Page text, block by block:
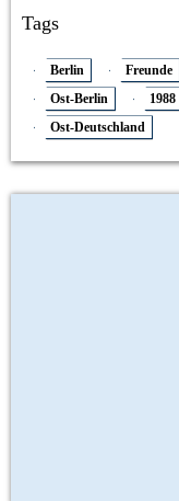
Tags
Berlin Freunde
Ost-Berlin
1988
Ost-Deutschland